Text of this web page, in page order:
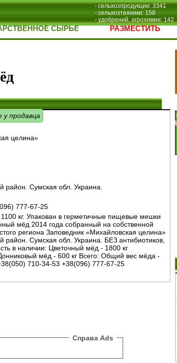
- сельхозпродукции: 3341
- сельхозтехники: 158
- удобрений, агрохимии: 142
СЫРЬЕ РАЗМЕСТИТЬ
продавца
целина»
район. Сумская обл. Украина.
777-67-25
кг. Упакован в герметичные пищевые мешки
мёд 2014 года собранный на собственной
региона Заповедник «Михайловская целина»
район. Сумская обл. Украина. БЕЗ антибиотиков,
в наличии: Цветочный мёд - 1800 кг
мёд - 600 кг Всего: Общий вес мёда -
710-34-53 +38(096) 777-67-25
Справа Ads